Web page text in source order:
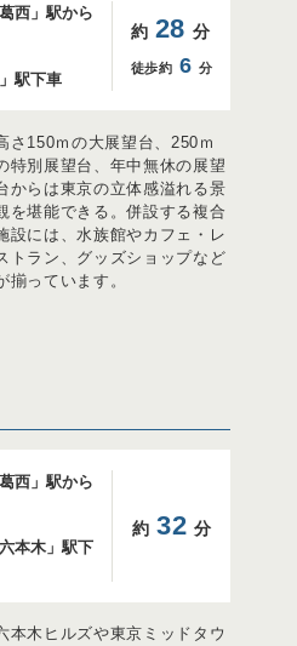
西」駅から
駅下車
約 28 分
徒歩約 6 分
さ150ｍの大展望台、250ｍ
特別展望台、年中無休の展望
からは東京の立体感溢れる景
を堪能できる。併設する複合
設には、水族館やカフェ・レ
トラン、グッズショップなど
揃っています。
西」駅から
本木」駅下
約 32 分
本木ヒルズや東京ミッドタウ